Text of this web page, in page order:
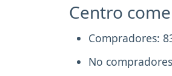
Centro
Compradores:
No